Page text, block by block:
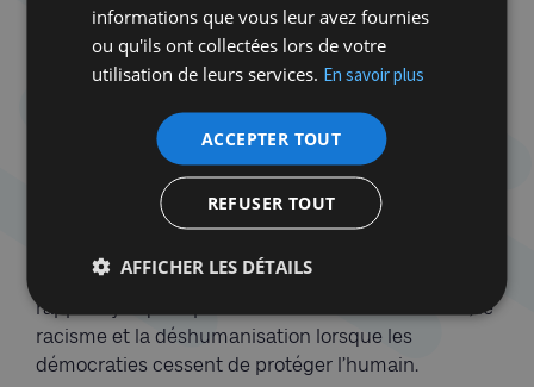
Aujourd’hui encore, survivants, familles,
responsables publics et citoyens mais surtout la
jeunesse juive de Belgique représentée par les
mouvements de jeunesse, se réunissent lors de
cette cérémonie pour transmettre une mémoire
vivante. Les lectures de noms, les témoignages, les
chants et les moments de silence rappellent que la
Shoah ne doit jamais devenir une abstraction
autant qu’un lieu de recueillement : elle nous
rappelle jusqu’où peuvent mener l’antisémitisme, le
racisme et la déshumanisation lorsque les
démocraties cessent de protéger l’humain.
informations que vous leur avez fournies
ou qu'ils ont collectées lors de votre
utilisation de leurs services. En savoir plus
ACCEPTER TOUT
REFUSER TOUT
AFFICHER LES DÉTAILS